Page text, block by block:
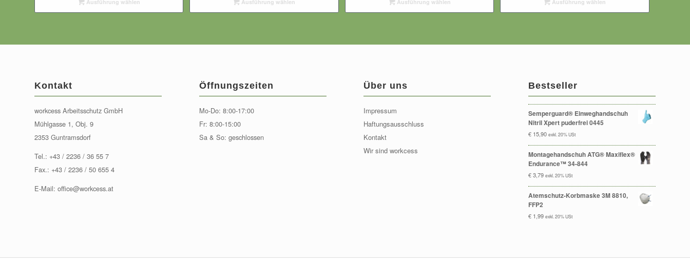
Ausführung wählen Ausführung wählen Ausführung wählen Ausführung wählen
Kontakt
workcess Arbeitsschutz GmbH
Mühlgasse 1, Obj. 9
2353 Guntramsdorf
Tel.: +43 / 2236 / 36 55 7
Fax.: +43 / 2236 / 50 655 4
E-Mail: office@workcess.at
Öffnungszeiten
Mo-Do: 8:00-17:00
Fr: 8:00-15:00
Sa & So: geschlossen
Über uns
Impressum
Haftungsausschluss
Kontakt
Wir sind workcess
Bestseller
Semperguard® Einweghandschuh
Nitril Xpert puderfrei 0445
€15,90 exkl. 20% USt
Montagehandschuh ATG® Maxiflex®
Endurance™ 34-844
€3,79 exkl. 20% USt
Atemschutz-Korbmaske 3M 8810,
FFP2
€1,99 exkl. 20% USt